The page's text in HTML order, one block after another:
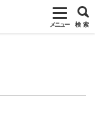
メニュー 検 索